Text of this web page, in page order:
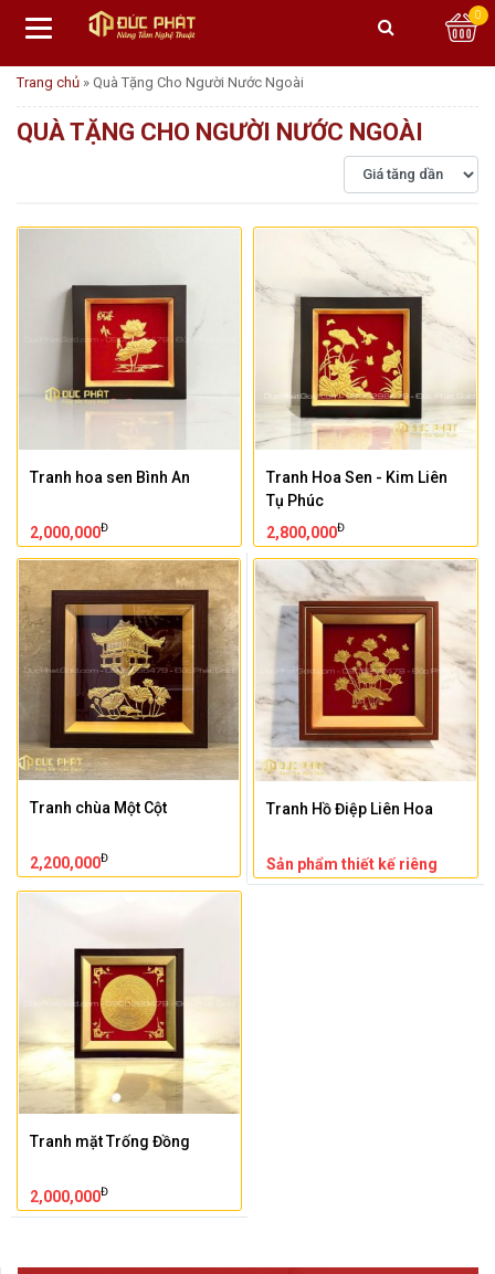
0
Trang chủ » Quà Tặng Cho Người Nước Ngoài
QUÀ TẶNG CHO NGƯỜI NƯỚC NGOÀI
Tranh hoa sen Bình An
2,000,000Đ
Tranh Hoa Sen - Kim Liên
Tụ Phúc
2,800,000Đ
Tranh chùa Một Cột
2,200,000Đ
Tranh Hồ Điệp Liên Hoa
Sản phẩm thiết kế riêng
Tranh mặt Trống Đồng
2,000,000Đ